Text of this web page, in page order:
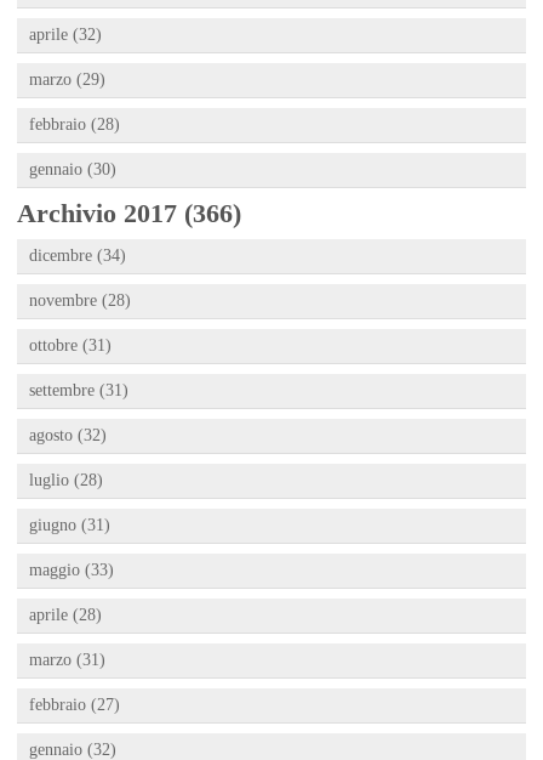
aprile (32)
marzo (29)
febbraio (28)
gennaio (30)
Archivio 2017 (366)
dicembre (34)
novembre (28)
ottobre (31)
settembre (31)
agosto (32)
luglio (28)
giugno (31)
maggio (33)
aprile (28)
marzo (31)
febbraio (27)
gennaio (32)